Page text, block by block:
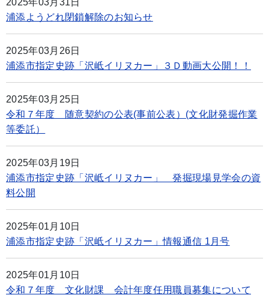
2025年03月31日
浦添ようどれ閉鎖解除のお知らせ
2025年03月26日
浦添市指定史跡「沢岻イリヌカー」３Ｄ動画大公開！！
2025年03月25日
令和７年度 随意契約の公表(事前公表）(文化財発掘作業
等委託）
2025年03月19日
浦添市指定史跡「沢岻イリヌカー」 発掘現場見学会の資
料公開
2025年01月10日
浦添市指定史跡「沢岻イリヌカー」情報通信 1月号
2025年01月10日
令和７年度 文化財課 会計年度任用職員募集について